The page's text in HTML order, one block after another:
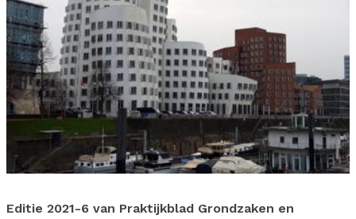
Editie 2021-6 van Praktijkblad Grondzaken en